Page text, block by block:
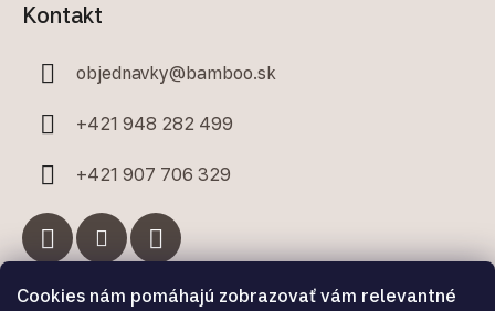
Cookies nám pomáhajú zobrazovať vám relevantné
Kontakt
objednavky@bamboo.sk
+421 948 282 499
+421 907 706 329